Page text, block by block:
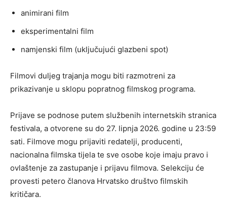
animirani film
eksperimentalni film
namjenski film (uključujući glazbeni spot)
Filmovi duljeg trajanja mogu biti razmotreni za
prikazivanje u sklopu popratnog filmskog programa.
Prijave se podnose putem službenih internetskih stranica
festivala, a otvorene su do 27. lipnja 2026. godine u 23:59
sati. Filmove mogu prijaviti redatelji, producenti,
nacionalna filmska tijela te sve osobe koje imaju pravo i
ovlaštenje za zastupanje i prijavu filmova. Selekciju će
provesti petero članova Hrvatsko društvo filmskih
kritičara.